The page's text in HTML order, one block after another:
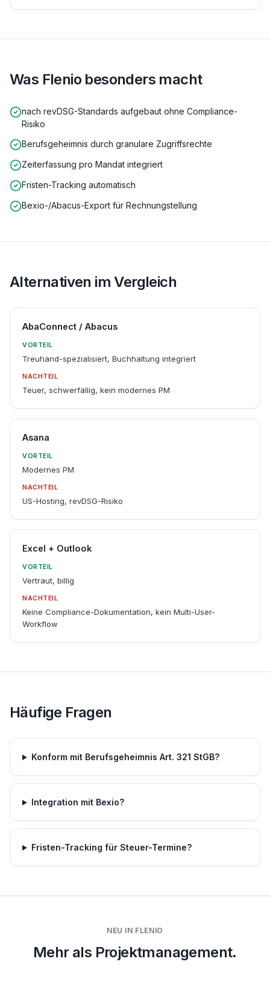
Was Flenio besonders macht
nach revDSG-Standards aufgebaut ohne Compliance-
Risiko
Berufsgeheimnis durch granulare Zugriffsrechte
Zeiterfassung pro Mandat integriert
Fristen-Tracking automatisch
Bexio-/Abacus-Export für Rechnungstellung
Alternativen im Vergleich
AbaConnect / Abacus
VORTEIL
Treuhand-spezialisiert, Buchhaltung integriert
NACHTEIL
Teuer, schwerfällig, kein modernes PM
Asana
VORTEIL
Modernes PM
NACHTEIL
US-Hosting, revDSG-Risiko
Excel + Outlook
VORTEIL
Vertraut, billig
NACHTEIL
Keine Compliance-Dokumentation, kein Multi-User-
Workflow
Häufige Fragen
Konform mit Berufsgeheimnis Art. 321 StGB?
Integration mit Bexio?
Fristen-Tracking für Steuer-Termine?
NEU IN FLENIO
Mehr als Projektmanagement.